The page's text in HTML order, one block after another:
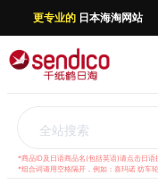
更专业的日本海淘网站
全站搜索
*商品ID及日语商品名(包括英语)请点击日语
*组合词请用空格隔开，例如：喜玛诺 纺车